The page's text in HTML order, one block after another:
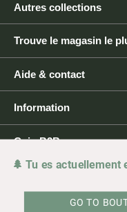
Autres collections
Trouve le magasin le
Aide & contact
Information
Coin B2B
🌲 Tu es actuellement
GO TO